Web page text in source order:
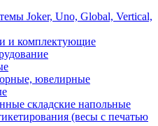
Joker, Uno, Global, Vertical,
и комплектующие
ювелирные
складские напольные
(весы с печатью